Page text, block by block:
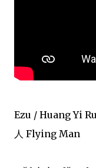
Ezu / Huang Yi
人 Flying Man